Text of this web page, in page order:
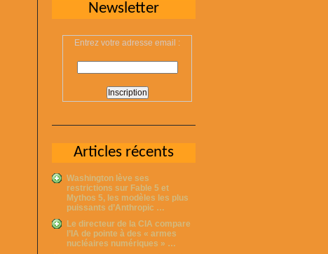
Newsletter
Entrez votre adresse email :
Articles récents
Washington lève ses
restrictions sur Fable 5 et
Mythos 5, les modèles les plus
puissants d’Anthropic …
Le directeur de la CIA compare
l’IA de pointe à des « armes
nucléaires numériques » …